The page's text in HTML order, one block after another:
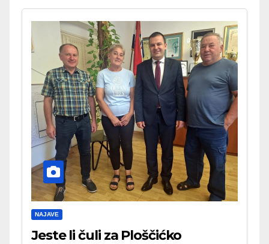
NAJAVE
Jeste li čuli za Ploščićko